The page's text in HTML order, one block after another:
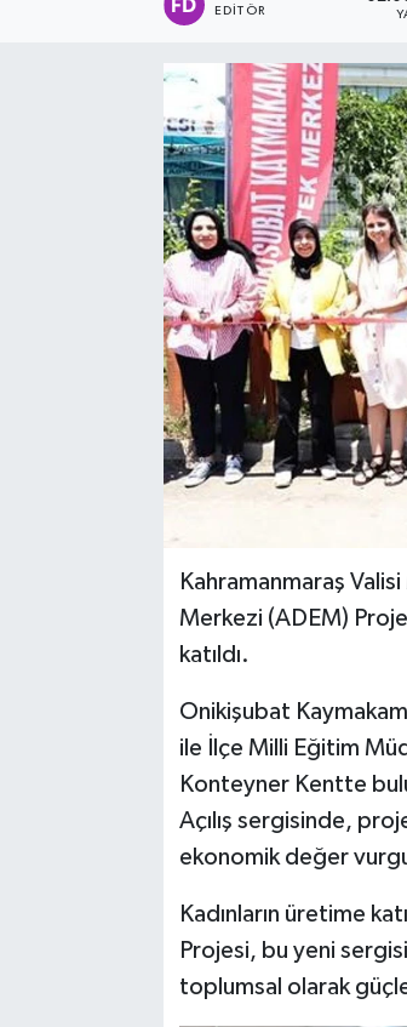
EDITÖR
Kahramanmaraş
Merkezi (ADEM)
katıldı.
Onikişubat
ile İlçe Milli Eğitim
Konteyner Kentte
Açılış sergisinde,
ekonomik değer
Kadınların üretime
Projesi, bu yeni
toplumsal olarak